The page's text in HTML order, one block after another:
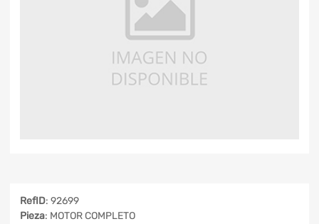
RefID: 92699
Pieza: MOTOR COMPLETO